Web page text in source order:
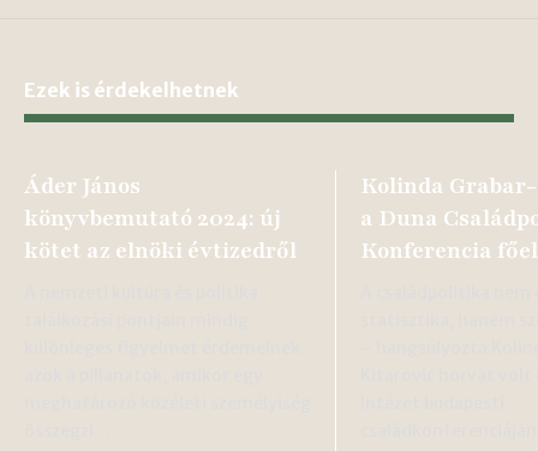
Ezek is érdekelhetnek
Áder János
könyvbemutató 2024: új
kötet az elnöki évtizedről
Kolinda
a Duna
Konferencia